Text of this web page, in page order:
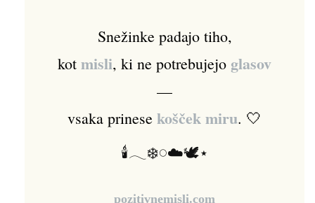
Snežinke padajo tiho,
kot misli, ki ne potrebujejo glasov
—
vsaka prinese košček miru. 🤍
🕯️𓂃❄️𓏸☁️🕊️⋆
pozitivnemisli.com